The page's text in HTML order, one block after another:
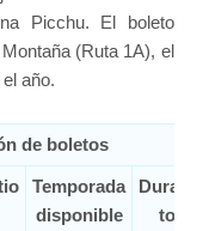
Picchu. El boleto
(Ruta 1A), el
año.
de boletos
Temporada
disponible
total